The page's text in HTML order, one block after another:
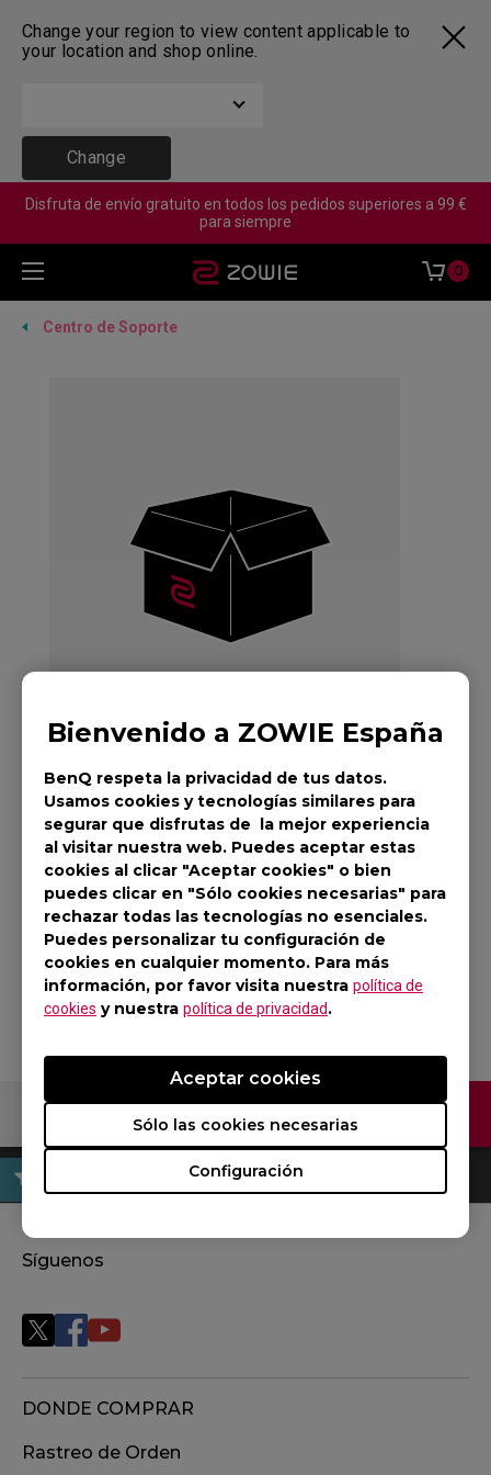
Change your region to view content applicable to
your location and shop online.
Change
Bienvenido a ZOWIE España
BenQ respeta la privacidad de tus datos.
Usamos cookies y tecnologías similares para
segurar que disfrutas de la mejor experiencia
al visitar nuestra web. Puedes aceptar estas
cookies al clicar "Aceptar cookies" o bien
puedes clicar en "Sólo cookies necesarias" para
rechazar todas las tecnologías no esenciales.
Puedes personalizar tu configuración de
cookies en cualquier momento. Para más
información, por favor visita nuestra política de
cookies y nuestra política de privacidad.
Configuración
Sólo las cookies necesarias
Aceptar cookies
Disfruta de envío gratuito en todos los pedidos superiores a 99 €
para siempre
0
Centro de Soporte
ZOWIE Skatez-
Patas/skatez para
ratón Tipo BF para
eSports
Contáctenos
Síguenos
DONDE COMPRAR
Rastreo de Orden